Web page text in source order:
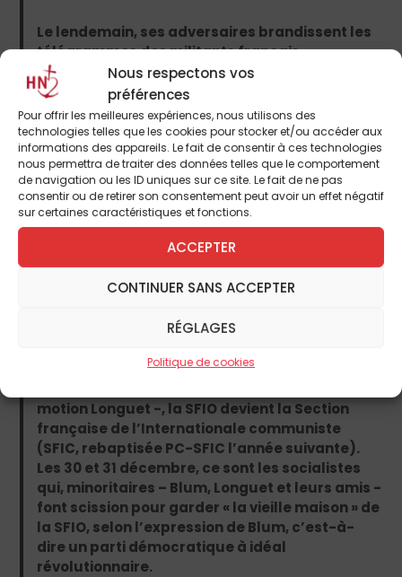
Nous respectons vos
préférences
Pour offrir les meilleures expériences, nous utilisons des
technologies telles que les cookies pour stocker et/ou accéder aux
informations des appareils. Le fait de consentir à ces technologies
nous permettra de traiter des données telles que le comportement
de navigation ou les ID uniques sur ce site. Le fait de ne pas
consentir ou de retirer son consentement peut avoir un effet négatif
sur certaines caractéristiques et fonctions.
ACCEPTER
CONTINUER SANS ACCEPTER
RÉGLAGES
Politique de cookies
Le lendemain, ses adversaires brandissent les
télégrammes des militants français
emprisonnés, dont le plus ardent léniniste est
alors Boris Souvarine. Puis éclate le « coup de
revolver de Zinoviev » : pour empêcher un
compromis unitaire entre motions, le président
de l’Internationale exige l’exclusion de
Longuet. C’est enfin le clou du spectacle : la
lumière s’éteint et apparaît soudain à la
tribune une femme recherchée par toutes les
polices, la socialiste allemande Clara Zetkin –
preuve vivante de l’internationalisme -, qui,
après un discours enflammé pour l’adhésion,
disparaît. Bouleversée, la salle se dresse et
meilleure manipulation de psychologie
motion Longuet -, la SFIO devient la Section
française de l’Internationale communiste
(SFIC, rebaptisée PC-SFIC l’année suivante).
Les 30 et 31 décembre, ce sont les socialistes
qui, minoritaires – Blum, Longuet et leurs amis -
font scission pour garder « la vieille maison » de
la SFIO, selon l’expression de Blum, c’est-à-
dire un parti démocratique à idéal
révolutionnaire.